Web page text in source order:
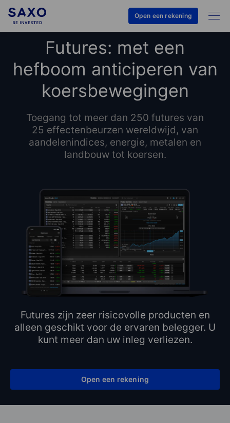
Open een rekening
Futures: met een
hefboom anticiperen van
koersbewegingen
Toegang tot meer dan 250 futures van
25 effectenbeurzen wereldwijd, van
aandelenindices, energie, metalen en
landbouw tot koersen.
Futures zijn zeer risicovolle producten en
alleen geschikt voor de ervaren belegger. U
kunt meer dan uw inleg verliezen.
Open een rekening